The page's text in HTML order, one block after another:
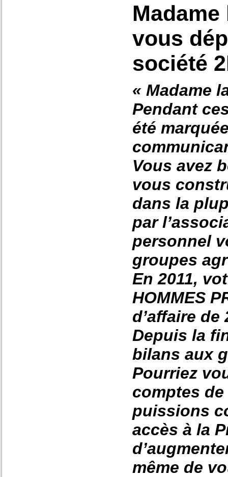
vous
société
« Madame
Pendant
été
Vous avez
vous
dans la
par
personnel
groupes
En 2011,
HOMMES
d’affaire de
Depuis la
bilans aux
Pourriez
comptes
puissions
accès à la
même de